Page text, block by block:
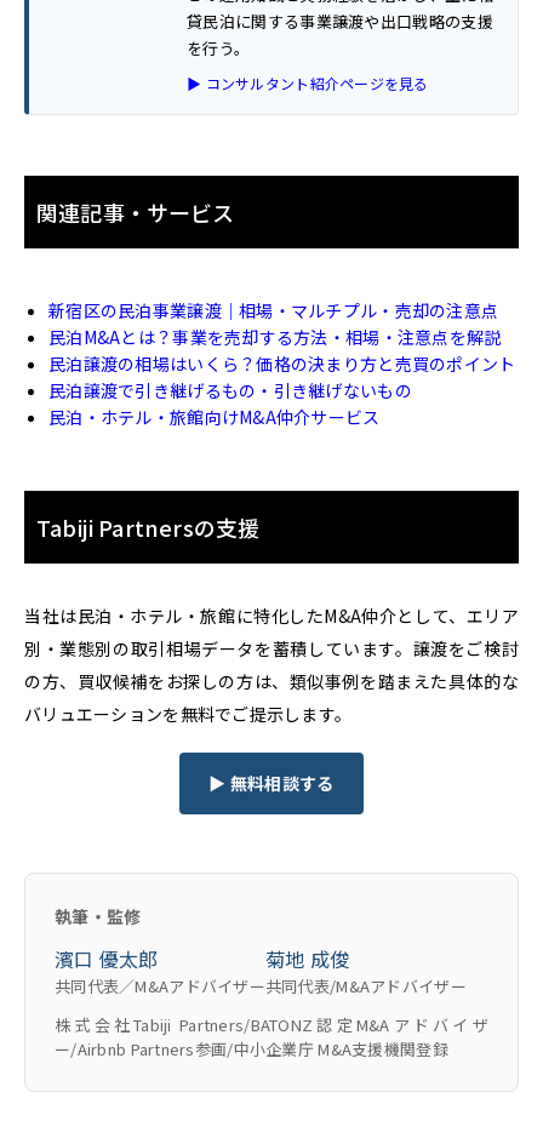
貸民泊に関する事業譲渡や出口戦略の支援
を行う。
▶ コンサルタント紹介ページを見る
関連記事・サービス
新宿区の民泊事業譲渡｜相場・マルチプル・売却の注意点
民泊M&Aとは？事業を売却する方法・相場・注意点を解説
民泊譲渡の相場はいくら？価格の決まり方と売買のポイント
民泊譲渡で引き継げるもの・引き継げないもの
民泊・ホテル・旅館向けM&A仲介サービス
Tabiji Partnersの支援
当社は民泊・ホテル・旅館に特化したM&A仲介として、エリア
別・業態別の取引相場データを蓄積しています。譲渡をご検討
の方、買収候補をお探しの方は、類似事例を踏まえた具体的な
バリュエーションを無料でご提示します。
▶ 無料相談する
執筆・監修
濱口 優太郎
共同代表／M&Aアドバイザー
菊地 成俊
共同代表/M&Aアドバイザー
株式会社Tabiji Partners/BATONZ認定M&Aアドバイザ
ー/Airbnb Partners参画/中小企業庁 M&A支援機関登録